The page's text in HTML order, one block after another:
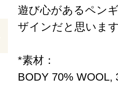
遊び心があるペン
ザインだと思いま
*素材：
BODY 70% WOOL,